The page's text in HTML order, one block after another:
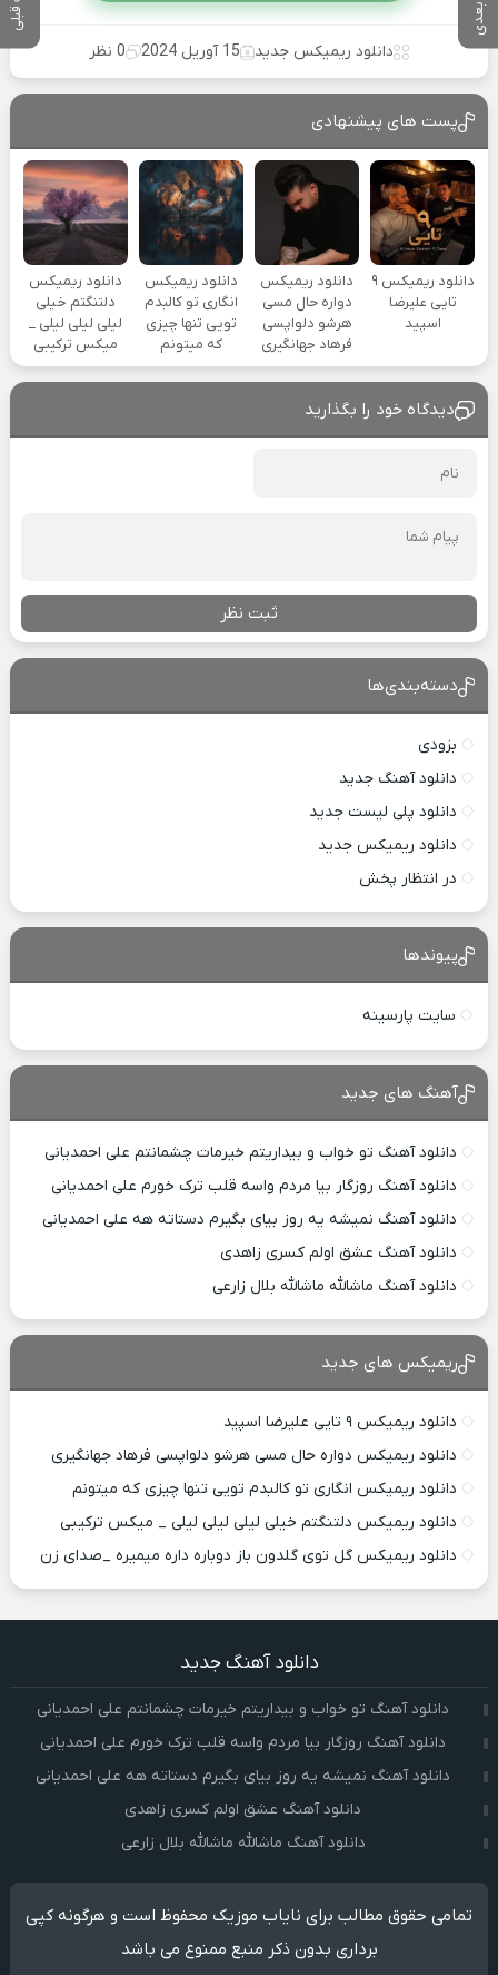
دانلود ریمیکس جدید 15 آوریل 2024 0 نظر
پست های پیشنهادی
دانلود ریمیکس ۹
تایی علیرضا
اسپید
دانلود ریمیکس
دواره حال مسی
هرشو دلواپسی
فرهاد جهانگیری
دانلود ریمیکس
انگاری تو کالبدم
تویی تنها چیزی
که میتونم
دانلود ریمیکس
دلتنگتم خیلی
لیلی لیلی لیلی _
میکس ترکیبی
دیدگاه خود را بگذارید
ثبت نظر
دسته‌بندی‌ها
بزودی
دانلود آهنگ جدید
دانلود پلی لیست جدید
دانلود ریمیکس جدید
در انتظار پخش
پیوندها
سایت پارسینه
آهنگ های جدید
دانلود آهنگ تو خواب و بیداریتم خیرمات چشمانتم علی احمدیانی
دانلود آهنگ روزگار بیا مردم واسه قلب ترک خورم علی احمدیانی
دانلود آهنگ نمیشه یه روز بیای بگیرم دستاته هه علی احمدیانی
دانلود آهنگ عشق اولم کسری زاهدی
دانلود آهنگ ماشالله ماشالله بلال زارعی
ریمیکس های جدید
دانلود ریمیکس ۹ تایی علیرضا اسپید
دانلود ریمیکس دواره حال مسی هرشو دلواپسی فرهاد جهانگیری
دانلود ریمیکس انگاری تو کالبدم تویی تنها چیزی که میتونم
دانلود ریمیکس دلتنگتم خیلی لیلی لیلی لیلی _ میکس ترکیبی
دانلود ریمیکس گل توی گلدون باز دوباره داره میمیره _صدای زن
دانلود آهنگ جدید
دانلود آهنگ تو خواب و بیداریتم خیرمات چشمانتم علی احمدیانی
دانلود آهنگ روزگار بیا مردم واسه قلب ترک خورم علی احمدیانی
دانلود آهنگ نمیشه یه روز بیای بگیرم دستاته هه علی احمدیانی
دانلود آهنگ عشق اولم کسری زاهدی
دانلود آهنگ ماشالله ماشالله بلال زارعی
تمامی حقوق مطالب برای نایاب موزیک محفوظ است و هرگونه کپی
برداری بدون ذکر منبع ممنوع می باشد